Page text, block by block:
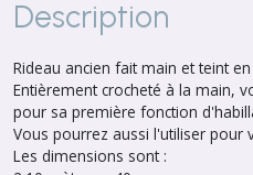
Description
Rideau ancien fait main et teint
Entièrement crocheté à la main,
pour sa première fonction
Vous pourrez aussi l'utiliser pour
Les dimensions sont :